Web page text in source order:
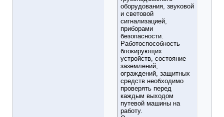
оборудования, звуковой
и световой
сигнализацией,
приборами
безопасности.
Работоспособность
блокирующих
устройств, состояние
заземлений,
ограждений, защитных
средств необходимо
проверять перед
каждым выходом
путевой машины на
работу.